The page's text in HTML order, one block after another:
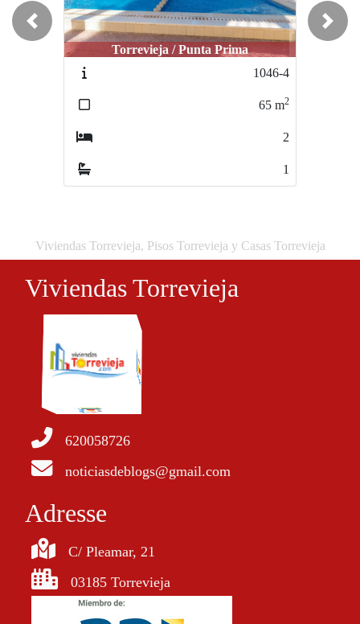
Torrevieja / Punta Prima
1046-4
Ciudad Quesada / Ciudad Quesada
Previous Next
Viviendas Torrevieja, Pisos Torrevieja y Casas Torrevieja
Viviendas Torrevieja
620058726
noticiasdeblogs@gmail.com
Adresse
C/ Pleamar, 21
03185 Torrevieja